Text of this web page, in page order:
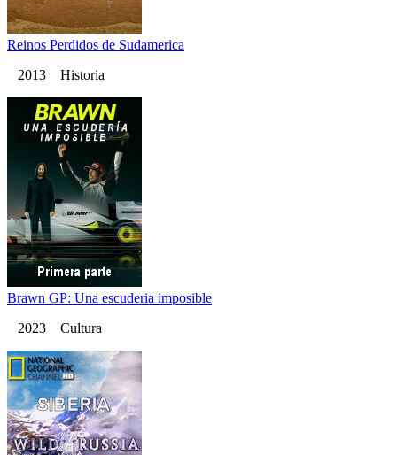
Reinos Perdidos de Sudamerica
2013 Historia
Brawn GP: Una escuderia imposible
2023 Cultura